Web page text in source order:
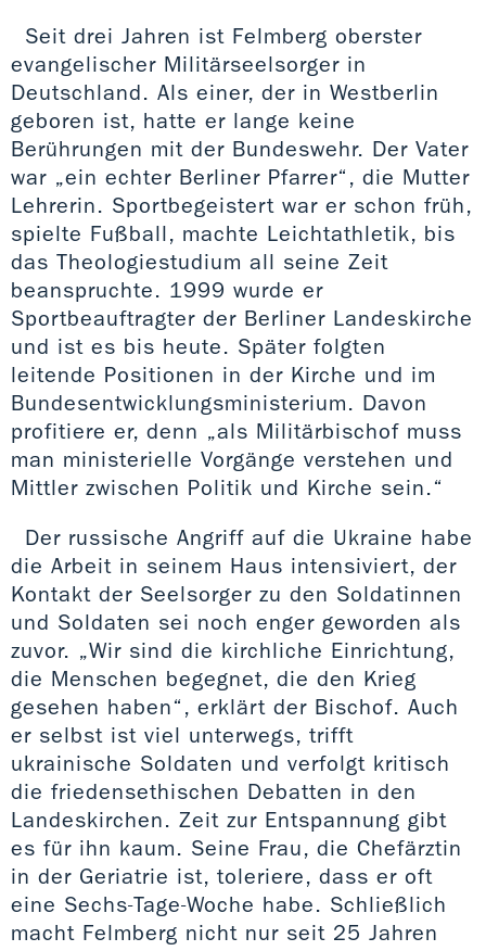
Seit drei Jahren ist Felmberg oberster
evangelischer Militärseelsorger in
Deutschland. Als einer, der in Westberlin
geboren ist, hatte er lange keine
Berührungen mit der Bundeswehr. Der Vater
war „ein echter Berliner Pfarrer“, die Mutter
Lehrerin. Sportbegeistert war er schon früh,
spielte Fußball, machte Leichtathletik, bis
das Theologiestudium all seine Zeit
beanspruchte. 1999 wurde er
Sportbeauftragter der Berliner Landeskirche
und ist es bis heute. Später folgten
leitende Positionen in der Kirche und im
Bundesentwicklungsministerium. Davon
profitiere er, denn „als Militärbischof muss
man ministerielle Vorgänge verstehen und
Mittler zwischen Politik und Kirche sein.“
Der russische Angriff auf die Ukraine habe
die Arbeit in seinem Haus intensiviert, der
Kontakt der Seelsorger zu den Soldatinnen
und Soldaten sei noch enger geworden als
zuvor. „Wir sind die kirchliche Einrichtung,
die Menschen begegnet, die den Krieg
gesehen haben“, erklärt der Bischof. Auch
er selbst ist viel unterwegs, trifft
ukrainische Soldaten und verfolgt kritisch
die friedensethischen Debatten in den
Landeskirchen. Zeit zur Entspannung gibt
es für ihn kaum. Seine Frau, die Chefärztin
in der Geriatrie ist, toleriere, dass er oft
eine Sechs-Tage-Woche habe. Schließlich
macht Felmberg nicht nur seit 25 Jahren